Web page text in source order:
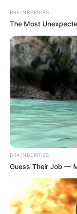
BRAINBERRIES
The Most
BRAINBERRIES
Guess Their Job —